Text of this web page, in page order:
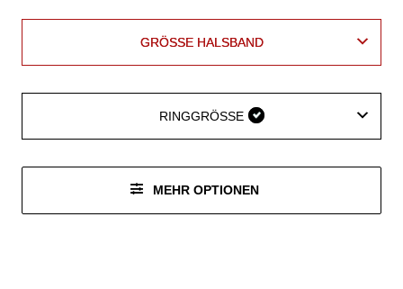
GRÖSSE HALSBAND
GRÖSSE HALSBAND
RINGGRÖSSE
RINGGRÖSSE
MEHR OPTIONEN